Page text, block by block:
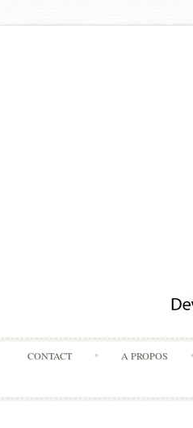
CONTACT A PROPOS